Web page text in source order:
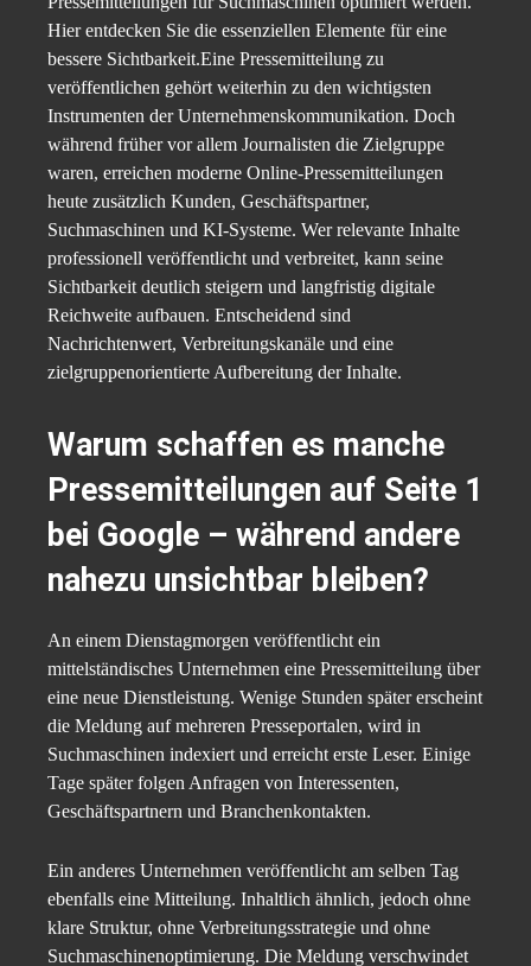
Hier entdecken Sie die essenziellen Elemente für eine
bessere Sichtbarkeit.Eine Pressemitteilung zu
veröffentlichen gehört weiterhin zu den wichtigsten
Instrumenten der Unternehmenskommunikation. Doch
während früher vor allem Journalisten die Zielgruppe
waren, erreichen moderne Online-Pressemitteilungen
heute zusätzlich Kunden, Geschäftspartner,
Suchmaschinen und KI-Systeme. Wer relevante Inhalte
professionell veröffentlicht und verbreitet, kann seine
Sichtbarkeit deutlich steigern und langfristig digitale
Reichweite aufbauen. Entscheidend sind
Nachrichtenwert, Verbreitungskanäle und eine
zielgruppenorientierte Aufbereitung der Inhalte.
Warum schaffen es manche
Pressemitteilungen auf Seite 1
bei Google – während andere
nahezu unsichtbar bleiben?
An einem Dienstagmorgen veröffentlicht ein
mittelständisches Unternehmen eine Pressemitteilung über
eine neue Dienstleistung. Wenige Stunden später erscheint
die Meldung auf mehreren Presseportalen, wird in
Suchmaschinen indexiert und erreicht erste Leser. Einige
Tage später folgen Anfragen von Interessenten,
Geschäftspartnern und Branchenkontakten.
Ein anderes Unternehmen veröffentlicht am selben Tag
ebenfalls eine Mitteilung. Inhaltlich ähnlich, jedoch ohne
klare Struktur, ohne Verbreitungsstrategie und ohne
Suchmaschinenoptimierung. Die Meldung verschwindet